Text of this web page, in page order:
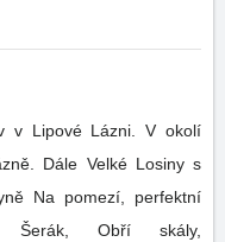
v Lipové Lázni. V okolí
Dále Velké Losiny s
Na pomezí, perfektní
Šerák, Obří skály,